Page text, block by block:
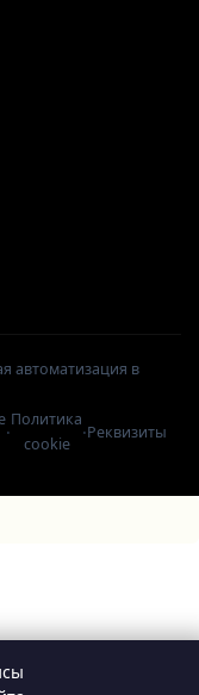
в
·
Политика
cookie
·Реквизиты